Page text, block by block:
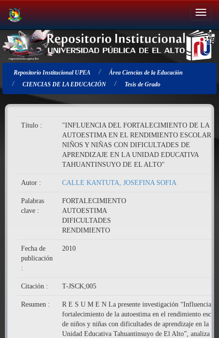
Salir
de
la
navegación
Repositorio Institucional UPEA
Área Ciencias de la Educación
CIENCIAS DE LA EDUCACIÓN
Tesis de Grado
Título :
"INFLUENCIA DEL FORTALECIMIENTO DE LA
AUTOESTIMA EN EL RENDIMIENTO ESCOLAR
NIÑOS Y NIÑAS CON DIFICULTADES DE
APRENDIZAJE EN LA UNIDAD EDUCATIVA
TAHUANTINSUYO DE EL ALTO"
Autor : CALLE KANTUTA, JOSEFINA SOFIA
Palabras
clave :
FORTALECIMIENTO
AUTOESTIMA
DIFICULTADES
RENDIMIENTO
Fecha de
publicación
:
2010
Citación : T-JSCK;005
Resumen :
R E S U M E N La presente investigación “Influencia
fortalecimiento de la autoestima en el rendimiento
de niños y niñas con dificultades de aprendizaje en la
Unidad Educativa Tahuantinsuyo de El Alto”, analiza y